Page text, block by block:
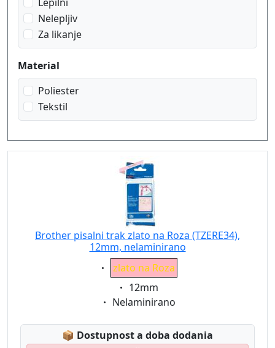
Nelepljiv
Za likanje
Material
Poliester
Tekstil
Brother pisalni trak zlato na Roza (TZERE34),
12mm, nelaminirano
Eigenschaft:
zlato na Roza
Eigenschaft:
12mm
Eigenschaft:
Nelaminirano
📦 Lagerstatus:
Dostupnost a doba dodania